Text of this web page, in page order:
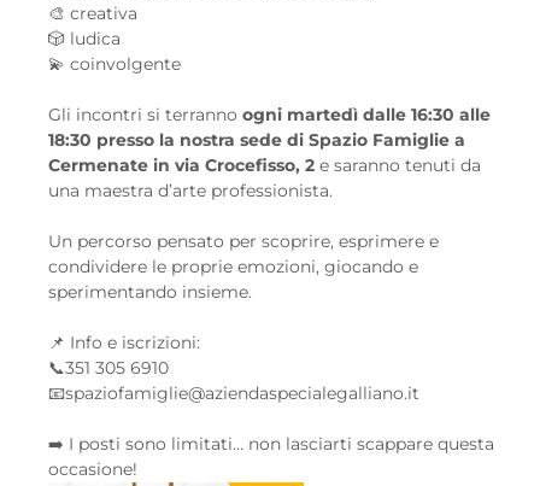
🎨 creativa
🎲 ludica
💫 coinvolgente
Gli incontri si terranno ogni martedì dalle 16:30 alle
18:30 presso la nostra sede di Spazio Famiglie a
Cermenate in via Crocefisso, 2 e saranno tenuti da
una maestra d’arte professionista.
Un percorso pensato per scoprire, esprimere e
condividere le proprie emozioni, giocando e
sperimentando insieme.
📌 Info e iscrizioni:
📞351 305 6910
📧spaziofamiglie@aziendaspecialegalliano.it
➡️ I posti sono limitati… non lasciarti scappare questa
occasione!